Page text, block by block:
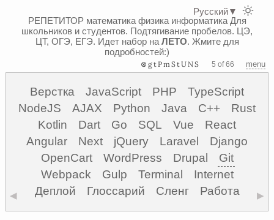
РЕПЕТИТОР математика физика информатикаДля
школьников и студентов. Подтягивание пробелов. ЦЭ,
ЦТ, ОГЭ, ЕГЭ. Идет набор на ЛЕТО. Жмите для
подробностей:)
⊗gtPmStUNS 5 of 66 menu
Верстка JavaScript PHP
TypeScript
NodeJS
AJAX Python Java C++
Rust
Kotlin
Dart Go SQL Vue
React
Angular
Next jQuery Laravel
Django
OpenCart
WordPress Drupal
Git
Webpack
Gulp Terminal
Internet
Деплой
Глоссарий Сленг Работа
◀ ▶
Русский▼